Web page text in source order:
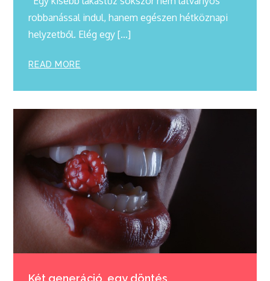
robbanással indul, hanem egészen hétköznapi
helyzetből. Elég egy […]
READ MORE
Két generáció, egy döntés